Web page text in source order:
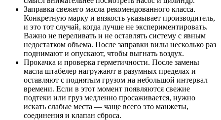
Заправка свежего масла рекомендованного класса.
Конкретную марку и вязкость указывает производитель,
и это тот случай, когда лучше не экспериментировать.
Важно не переливать и не оставлять систему с явным
недостатком объема. После заправки вилы несколько раз
поднимают и опускают, чтобы выгнать воздух.
Прокачка и проверка герметичности. После замены
масла штабелер нагружают в разумных пределах и
оставляют с поднятым грузом на небольшой интервал
времени. Если в этот момент появляются свежие
подтеки или груз медленно просаживается, нужно
искать слабые места — чаще всего это манжеты,
соединения и клапан сброса.